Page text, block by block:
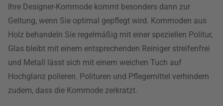
Ihre Designer-Kommode kommt besonders dann zur
Geltung, wenn Sie optimal gepflegt wird. Kommoden aus
Holz behandeln Sie regelmäßig mit einer speziellen Politur,
Glas bleibt mit einem entsprechenden Reiniger streifenfrei
und Metall lässt sich mit einem weichen Tuch auf
Hochglanz polieren. Polituren und Pflegemittel verhindern
zudem, dass die Kommode zerkratzt.